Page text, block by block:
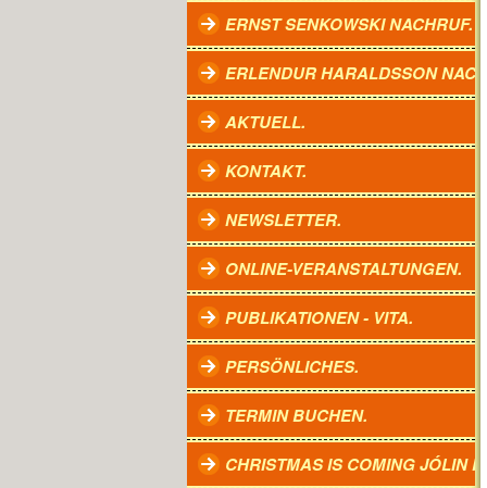
ERNST SENKOWSKI NACHRUF.
ERLENDUR HARALDSSON
AKTUELL.
KONTAKT.
NEWSLETTER.
ONLINE-VERANSTALTUNGEN.
PUBLIKATIONEN - VITA.
PERSÖNLICHES.
TERMIN BUCHEN.
CHRISTMAS IS COMING JÓLIN